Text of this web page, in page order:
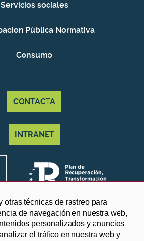
otras técnicas de rastreo para
de navegación en nuestra web,
personalizados y anuncios
el tráfico en nuestra web y
Servicios sociales
Pública Normativa
Consumo
CONTACTA
INTRANET